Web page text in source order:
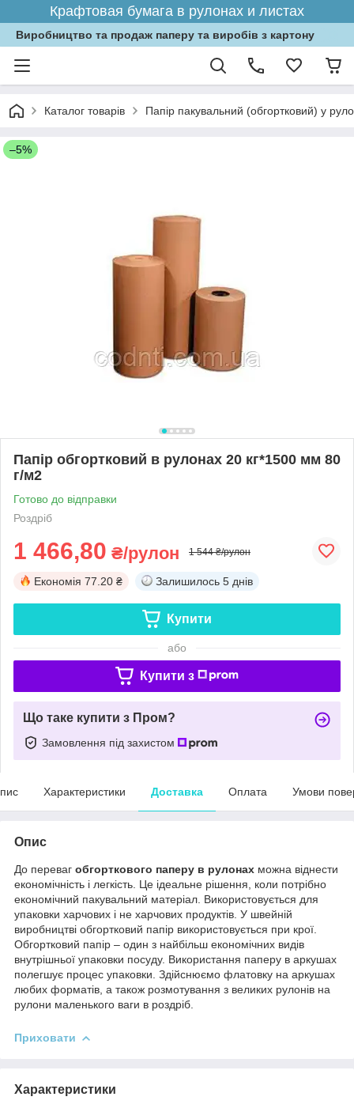
Крафтовая бумага в рулонах и листах
Виробництво та продаж паперу та виробів з картону
Каталог товарів Папір пакувальний (обгортковий) у
–5%
Папір обгортковий в рулонах 20 кг*1500 мм 80
г/м2
Готово до відправки
Роздріб
1 466,80 ₴/рулон 1 544 ₴/рулон
Економія 77.20 ₴ Залишилось 5 днів
Купити
або
Купити з
Що таке купити з Пром?
Замовлення під захистом
Характеристики Доставка Оплата Умови
Опис
До переваг обгорткового паперу в рулонах можна віднести
економічність і легкість. Це ідеальне рішення, коли потрібно
економічний пакувальний матеріал. Використовується для
упаковки харчових і не харчових продуктів. У швейній
виробництві обгортковий папір використовується при крої.
Обгортковий папір – один з найбільш економічних видів
внутрішньої упаковки посуду. Використання паперу в аркушах
полегшує процес упаковки. Здійснюємо флатовку на аркушах
любих форматів, а також розмотування з великих рулонів на
рулони маленького ваги в роздріб.
Приховати
Характеристики